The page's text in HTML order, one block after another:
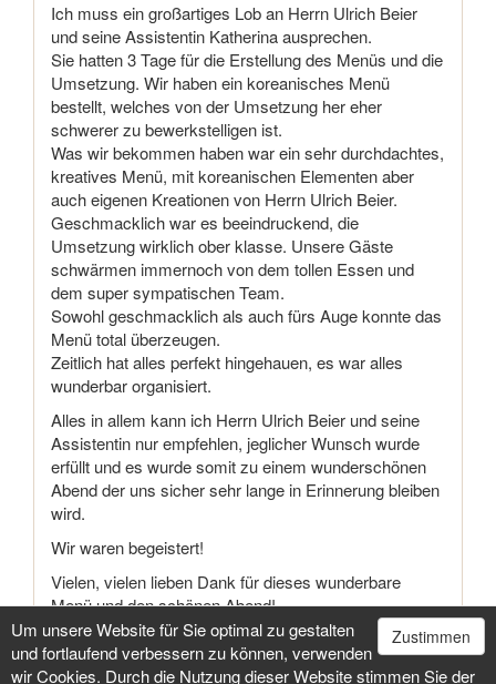
Ich muss ein großartiges Lob an Herrn Ulrich Beier
und seine Assistentin Katherina ausprechen.
Sie hatten 3 Tage für die Erstellung des Menüs und die
Umsetzung. Wir haben ein koreanisches Menü
bestellt, welches von der Umsetzung her eher
schwerer zu bewerkstelligen ist.
Was wir bekommen haben war ein sehr durchdachtes,
kreatives Menü, mit koreanischen Elementen aber
auch eigenen Kreationen von Herrn Ulrich Beier.
Geschmacklich war es beeindruckend, die
Umsetzung wirklich ober klasse. Unsere Gäste
schwärmen immernoch von dem tollen Essen und
dem super sympatischen Team.
Sowohl geschmacklich als auch fürs Auge konnte das
Menü total überzeugen.
Zeitlich hat alles perfekt hingehauen, es war alles
wunderbar organisiert.
Alles in allem kann ich Herrn Ulrich Beier und seine
Assistentin nur empfehlen, jeglicher Wunsch wurde
erfüllt und es wurde somit zu einem wunderschönen
Abend der uns sicher sehr lange in Erinnerung bleiben
wird.
Wir waren begeistert!
Vielen, vielen lieben Dank für dieses wunderbare
Menü und den schönen Abend!
Martin & Nina
Zustimmen
Um unsere Website für Sie optimal zu gestalten
und fortlaufend verbessern zu können, verwenden
wir Cookies. Durch die Nutzung dieser Website stimmen Sie der